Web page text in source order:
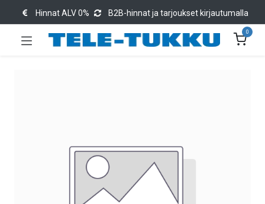
Hinnat ALV 0% B2B-hinnat ja tarjoukset kirjautumalla
0